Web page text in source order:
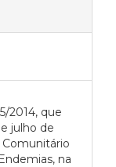
2014, que
julho de
na